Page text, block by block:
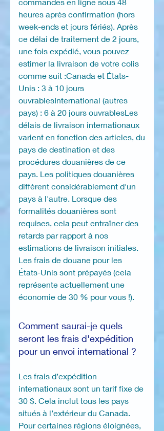
heures après confirmation (hors
week-ends et jours fériés). Après
ce délai de traitement de 2 jours,
une fois expédié, vous pouvez
estimer la livraison de votre colis
comme suit :Canada et États-
Unis : 3 à 10 jours
ouvrablesInternational (autres
pays) : 6 à 20 jours ouvrablesLes
délais de livraison internationaux
varient en fonction des articles, du
pays de destination et des
procédures douanières de ce
pays. Les politiques douanières
diffèrent considérablement d'un
pays à l'autre. Lorsque des
formalités douanières sont
requises, cela peut entraîner des
retards par rapport à nos
estimations de livraison initiales.
Les frais de douane pour les
États-Unis sont prépayés (cela
représente actuellement une
économie de 30 % pour vous !).
Comment saurai-je quels
seront les frais d'expédition
pour un envoi international ?
Les frais d’expédition
internationaux sont un tarif fixe de
30 $. Cela inclut tous les pays
situés à l’extérieur du Canada.
Pour certaines régions éloignées,